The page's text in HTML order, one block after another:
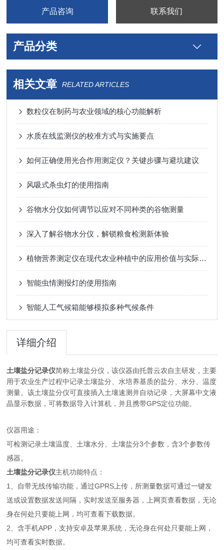
产品咨询 联系我们
产品分类
相关文章 RELATED ARTICLES
数粒仪在制药与农业领域的核心功能解析
水质在线监测仪的校准方式与实施要点
如何正确使用光合作用测定仪？关键步骤与避坑建议
风吸式杀虫灯的使用指南
谷物水分仪如何调节以应对不同种类的谷物测量
深入了解谷物水分仪，解锁粮食检测新体验
植物营养测定仪在现代农业种植中的应用价值与实际作用
智能虫情测报灯的使用指南
智能人工气候箱能够模拟多种气候条件
详细介绍
土壤盐分记录仪简称土壤盐分仪，该仪器由托普云农自主研发，主要
用于农业生产过程中记录土壤盐分、水培养基质的盐分、水分、温度
测量。该土壤盐分仪可直接插入土壤速测并自动记录，大屏幕中文液
晶显示数据，可将数据导入计算机，并且携带GPS定位功能。
仪器用途：
可检测记录土壤温度、土壤水分、土壤盐分3个参数，含3个参数传
感器。
土壤盐分记录仪主机功能特点：
1、自带无线传输功能，通过GPRS上传，所测量数据可通过一键发
送或设置数据发送间隔，实时发送至服务器，上网页查看数据，无论
身在何处只要能上网，均可查看下载数据。
2、含手机APP，支持安卓及苹果系统，无论身在何处只要能上网，
均可查看实时数据。